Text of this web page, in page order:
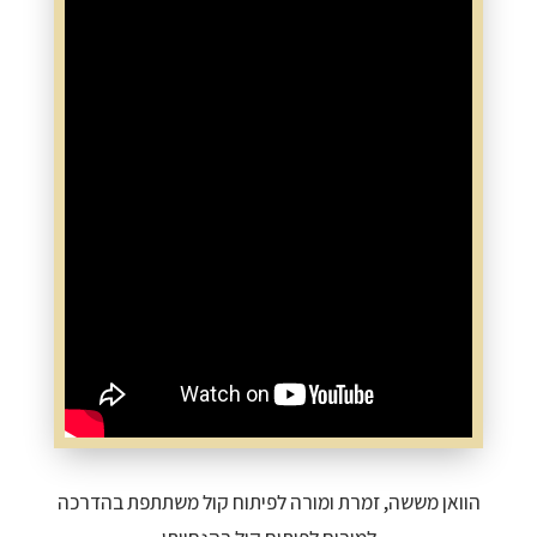
הוואן מששה, זמרת ומורה לפיתוח קול משתתפת בהדרכה